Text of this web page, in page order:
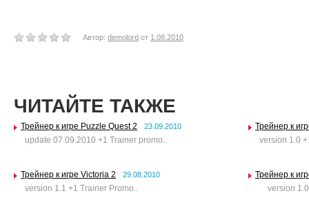
Автор: demolord от 1.08.2010
ЧИТАЙТЕ ТАКЖЕ
Трейнер к игре Puzzle Quest 2 23.09.2010
update 07.09.2010 +1 Trainer promo..
Трейнер к
version 1.0
Трейнер к игре Victoria 2 29.08.2010
version 1.1 +1 Trainer Promo..
Трейнер к
version